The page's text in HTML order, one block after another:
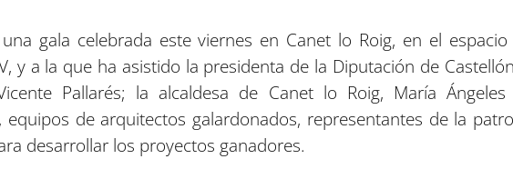
gala celebrada este viernes en Canet lo Roig, en el espacio
y a la que ha asistido la presidenta de la Diputación de
Pallarés; la alcaldesa de Canet lo Roig, María
de arquitectos galardonados, representantes de la
desarrollar los proyectos ganadores.